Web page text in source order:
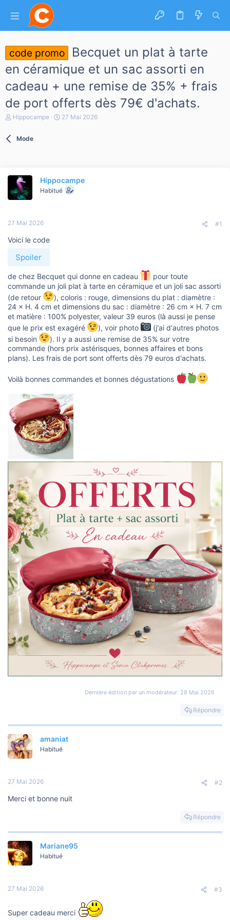
code promo
Becquet un plat à tarte
en céramique et un sac assorti en
cadeau + une remise de 35% + frais
de port offerts dès 79€ d'achats.
A
e
a
d
c
s
Hippocampe
D
b
u
27 Mai 2026
Mode
Hippocampe
Habitué
27 Mai 2026 #1
Voici le code
Spoiler
de chez Becquet qui donne en cadeau
pour toute
commande un joli plat à tarte en céramique et un joli sac assorti
(de retour
), coloris : rouge, dimensions du plat : diamètre :
24 × H. 4 cm et dimensions du sac : diamètre : 26 cm × H. 7 cm
et matière : 100% polyester, valeur 39 euros (là aussi je pense
que le prix est exagéré
), voir photo
(j'ai d'autres photos
si besoin
). Il y a aussi une remise de 35% sur votre
commande (hors prix astérisques, bonnes affaires et bons
plans). Les frais de port sont offerts dès 79 euros d'achats.
Voilà bonnes commandes et bonnes dégustations
Dernière édition par un modérateur: 28 Mai 2026
Répondre
amaniat
Habitué
27 Mai 2026 #2
Merci et bonne nuit
Répondre
Mariane95
Habitué
27 Mai 2026 #3
Super cadeau merci